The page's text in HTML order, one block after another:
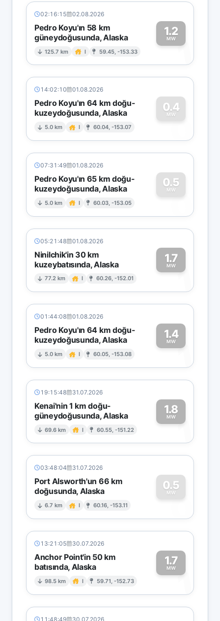
02:16:15 02.08.2026
Pedro Koyu'ın 58 km
güneydoğusunda, Alaska
125.7 km I 59.45, -153.33
1.2
MW1
14:02:10 01.08.2026
Pedro Koyu'ın 64 km doğu-
kuzeydoğusunda, Alaska
5.0 km I 60.04, -153.07
0.4
MW
0
07:31:49 01.08.2026
Pedro Koyu'ın 65 km doğu-
kuzeydoğusunda, Alaska
5.0 km I 60.03, -153.05
0.5
MW
0
05:21:48 01.08.2026
Ninilchik'in 30 km
kuzeybatısında, Alaska
77.2 km I 60.26, -152.01
1.7
MW1
01:44:08 01.08.2026
Pedro Koyu'ın 64 km doğu-
kuzeydoğusunda, Alaska
5.0 km I 60.05, -153.08
1.4
MW1
19:15:48 31.07.2026
Kenai'nin 1 km doğu-
güneydoğusunda, Alaska
69.6 km I 60.55, -151.22
1.8
MW1
03:48:04 31.07.2026
Port Alsworth'un 66 km
doğusunda, Alaska
6.7 km I 60.16, -153.11
0.5
MW
0
13:21:05 30.07.2026
Anchor Point'in 50 km
batısında, Alaska
98.5 km I 59.71, -152.73
1.7
MW1
11:48:49 30.07.2026